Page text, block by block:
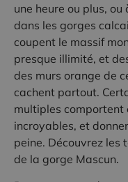
une heure ou plus,
dans les gorges
coupent le massif
presque illimité, et
des murs orange de
cachent partout.
multiples comportent
incroyables, et
peine. Découvrez les
de la gorge Mascun.